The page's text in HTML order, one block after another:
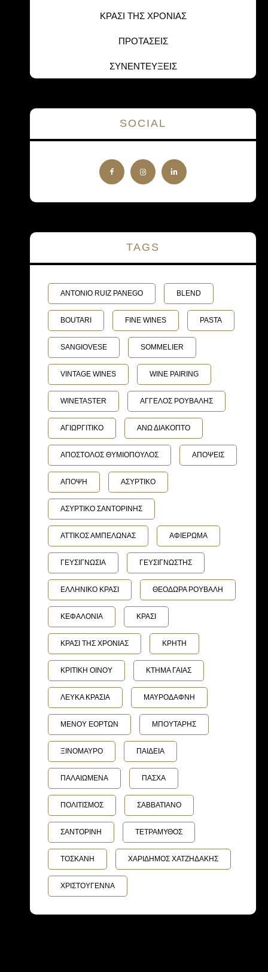
ΚΡΑΣΙ ΤΗΣ ΧΡΟΝΙΑΣ
ΠΡΟΤΑΣΕΙΣ
ΣΥΝΕΝΤΕΥΞΕΙΣ
SOCIAL
TAGS
ANTONIO RUIZ PANEGO BLEND
BOUTARI FINE WINES PASTA
SANGIOVESE SOMMELIER
VINTAGE WINES WINE PAIRING
WINETASTER ΑΓΓΕΛΟΣ ΡΟΥΒΑΛΗΣ
ΑΓΙΩΡΓΙΤΙΚΟ ΑΝΩ ΔΙΑΚΟΠΤΟ
ΑΠΟΣΤΟΛΟΣ ΘΥΜΙΟΠΟΥΛΟΣ ΑΠΟΨΕΙΣ
ΑΠΟΨΗ ΑΣΥΡΤΙΚΟ
ΑΣΥΡΤΙΚΟ ΣΑΝΤΟΡΙΝΗΣ
ΑΤΤΙΚΟΣ ΑΜΠΕΛΩΝΑΣ ΑΦΙΕΡΩΜΑ
ΓΕΥΣΙΓΝΩΣΙΑ ΓΕΥΣΙΓΝΩΣΤΗΣ
ΕΛΛΗΝΙΚΟ ΚΡΑΣΙ ΘΕΟΔΩΡΑ ΡΟΥΒΑΛΗ
ΚΕΦΑΛΟΝΙΑ ΚΡΑΣΙ
ΚΡΑΣΙ ΤΗΣ ΧΡΟΝΙΑΣ ΚΡΗΤΗ
ΚΡΙΤΙΚΗ ΟΙΝΟΥ ΚΤΗΜΑ ΓΑΙΑΣ
ΛΕΥΚΑ ΚΡΑΣΙΑ ΜΑΥΡΟΔΑΦΝΗ
ΜΕΝΟΥ ΕΟΡΤΩΝ ΜΠΟΥΤΑΡΗΣ
ΞΙΝΟΜΑΥΡΟ ΠΑΙΔΕΙΑ
ΠΑΛΑΙΩΜΕΝΑ ΠΑΣΧΑ
ΠΟΛΙΤΙΣΜΟΣ ΣΑΒΒΑΤΙΑΝΟ
ΣΑΝΤΟΡΙΝΗ ΤΕΤΡΑΜΥΘΟΣ
ΤΟΣΚΑΝΗ ΧΑΡΙΔΗΜΟΣ ΧΑΤΖΗΔΑΚΗΣ
ΧΡΙΣΤΟΥΓΕΝΝΑ